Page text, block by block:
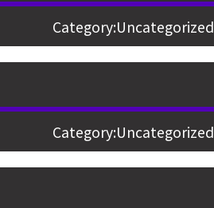
Category:Uncategorized
Category:Uncategorized